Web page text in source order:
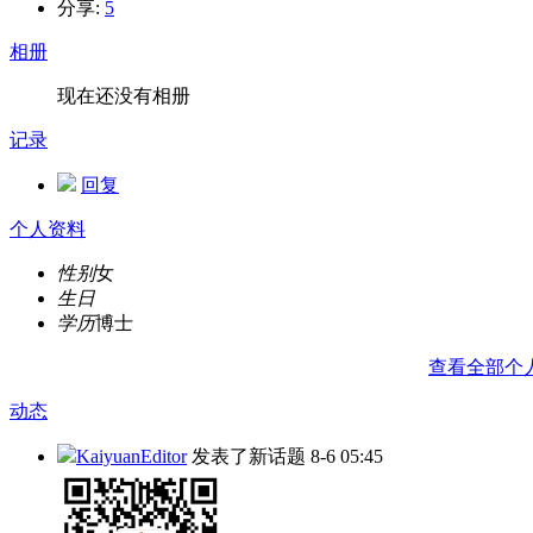
分享: 5
相册
现在还没有相册
记录
回复
个人资料
性别女
生日
学历博士
查看全部个
动态
KaiyuanEditor发表了新话题 8-6 05:45